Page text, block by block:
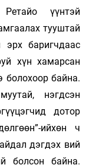
үүнтэй
тууштай
баригчдаас
хүн хамарсан
болохоор байна.
нэгдсэн
дотор
ийхөн ч
дэгдэх вий
болсон байна.